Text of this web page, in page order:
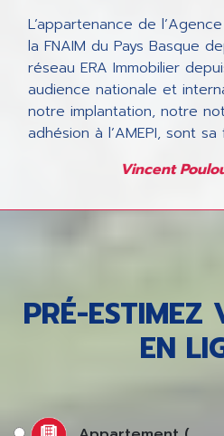
L’appartenance de
la FNAIM du Pays Basque
réseau ERA Immobilier
audience nationale et
notre implantation, notre
adhésion à l’AMEPI, sont
Vincent
PRÉ-ESTIMEZ
EN